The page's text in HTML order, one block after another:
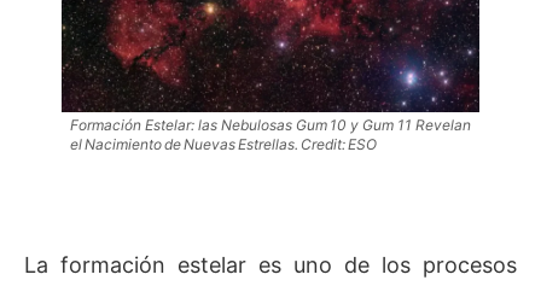
Formación Estelar: las Nebulosas Gum 10 y Gum 11 Revelan
el Nacimiento de Nuevas Estrellas. Credit: ESO
La formación estelar es uno de los procesos